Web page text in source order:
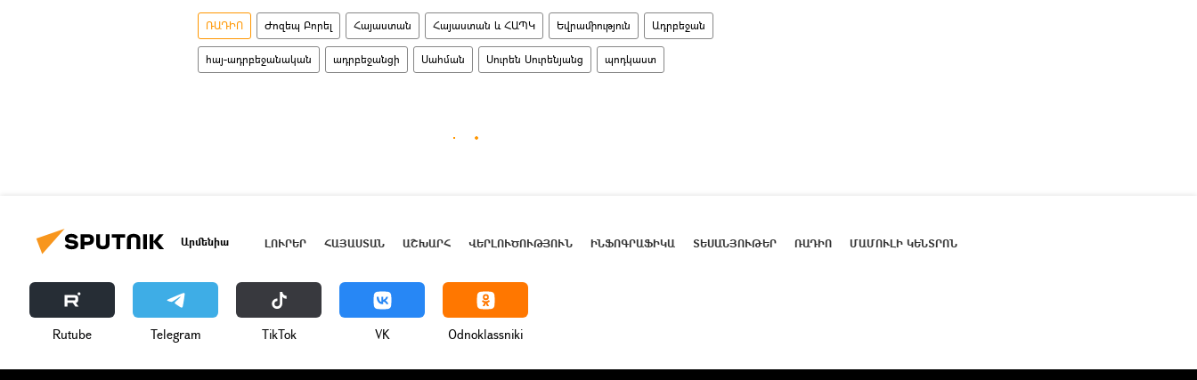
ՌԱԴԻՈ Ժոզեպ Բորել Հայաստան Հայաստան և ՀԱՊԿ Եվրամիություն Ադրբեջան
հայ-ադրբեջանական ադրբեջանցի Սահման Սուրեն Սուրենյանց պոդկաստ
Արմենիա ԼՈՒՐԵՐ ՀԱՅԱՍՏԱՆ ԱՇԽԱՐՀ ՎԵՐԼՈՒԾՈՒԹՅՈՒՆ ԻՆՖՈԳՐԱՖԻԿԱ ՏԵՍԱՆՅՈՒԹԵՐ ՌԱԴԻՈ ՄԱՄՈՒԼԻ ԿԵՆՏՐՈՆ
Rutube Telegram ТikТоk VK Odnoklassniki